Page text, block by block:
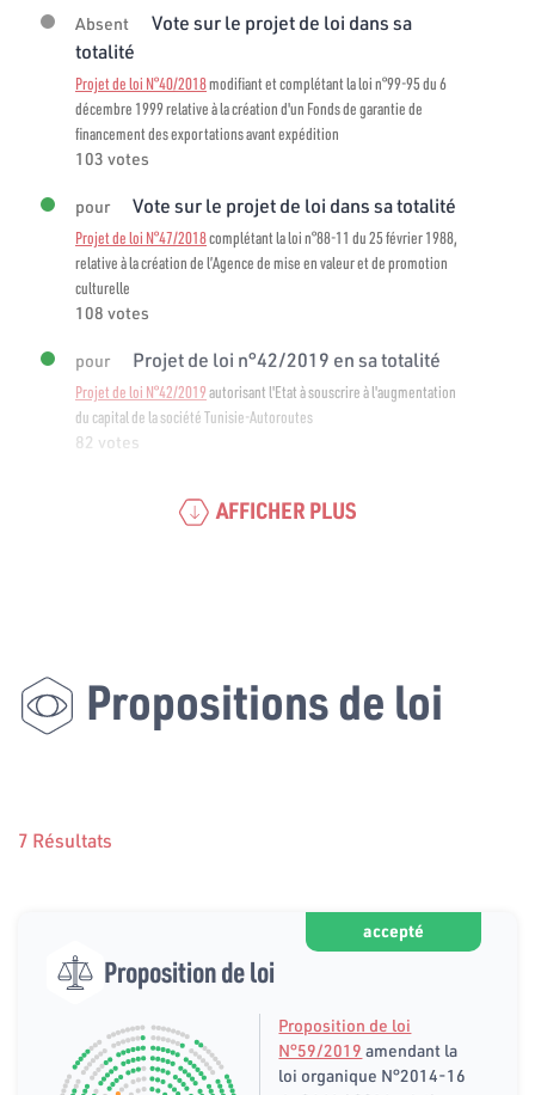
Absent
Vote sur le projet de loi dans sa
totalité
Projet de loi N°40/2018modifiant et complétant la loi n°99-95 du 6
décembre 1999 relative à la création d'un Fonds de garantie de
financement des exportations avant expédition
103 votes
pour Vote sur le projet de loi dans sa totalité
Projet de loi N°47/2018complétant la loi n°88-11 du 25 février 1988,
relative à la création de l’Agence de mise en valeur et de promotion
culturelle
108 votes
pour Projet de loi n°42/2019 en sa totalité
Projet de loi N°42/2019autorisant l'Etat à souscrire à l'augmentation
du capital de la société Tunisie-Autoroutes
82 votes
AFFICHER PLUS
Propositions de loi
7 Résultats
accepté
Proposition de loi
Proposition de loi
N°59/2019 amendant la
loi organique N°2014-16